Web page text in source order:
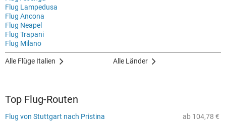
Flug Lampedusa
Flug Ancona
Flug Neapel
Flug Trapani
Flug Milano
Alle Flüge Italien Alle Länder
Top Flug-Routen
ab 104,78 €
Flug von Stuttgart nach Pristina